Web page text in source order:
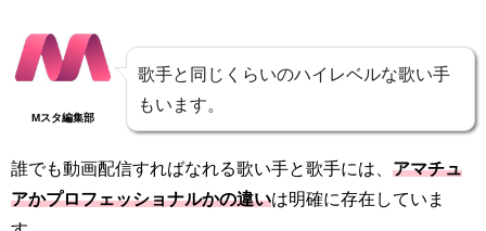
Mスタ編集部
歌手と同じくらいのハイレベルな歌い手
もいます。
誰でも動画配信すればなれる歌い手と歌手には、 アマチュ
アかプロフェッショナルかの違いは明確に存在していま